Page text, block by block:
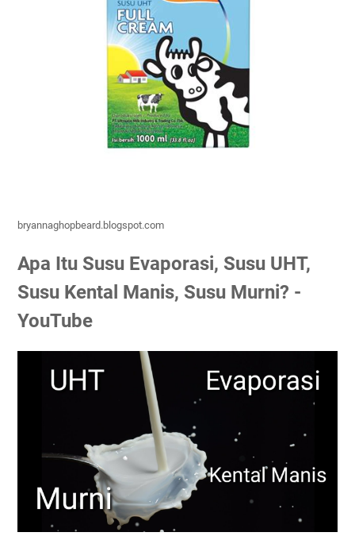
bryannaghopbeard.blogspot.com
Apa Itu Susu Evaporasi, Susu UHT,
Susu Kental Manis, Susu Murni? -
YouTube